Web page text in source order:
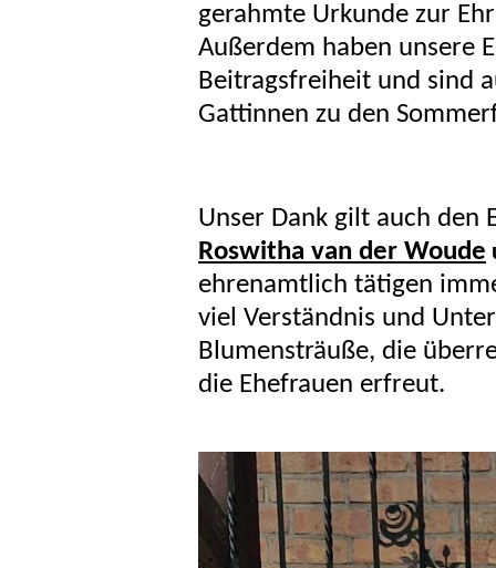
gerahmte Urkunde zur
Außerdem haben unsere
Beitragsfreiheit und sind
Gattinnen zu den
Unser Dank gilt auch den
Roswitha van der Woude
ehrenamtlich tätigen
viel Verständnis und
Blumensträuße, die
die Ehefrauen erfreut.